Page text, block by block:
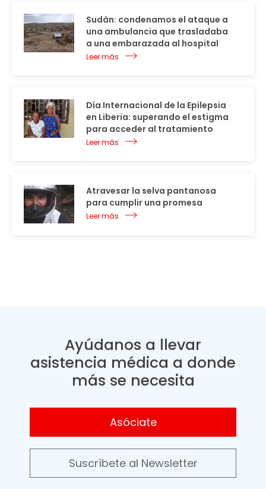
Sudán: condenamos el ataque a
una ambulancia que trasladaba
a una embarazada al hospital
Leer más
Día Internacional de la Epilepsia
en Liberia: superando el estigma
para acceder al tratamiento
Leer más
Atravesar la selva pantanosa
para cumplir una promesa
Leer más
Ayúdanos a llevar
asistencia médica a donde
más se necesita
Asóciate
Suscríbete al Newsletter